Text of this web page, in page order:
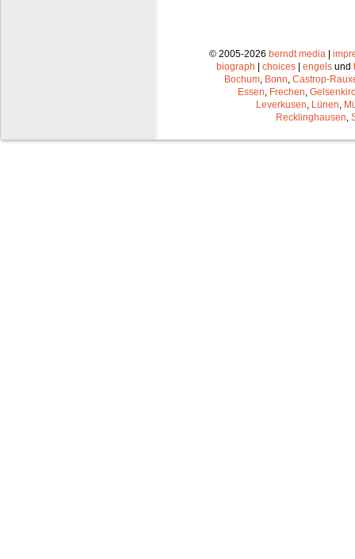
© 2005-2026 berndt media |
biograph | choices | engels und
Bochum Bonn Castrop-
Essen Frechen
Leverkusen Lünen
Recklinghausen